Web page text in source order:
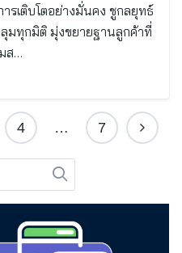
รเติบโตอย่างมั่นคง ชูกลยุทธ์
ลุมทุกมิติ มุ่งขยายฐานลูกค้าที่
ส…
4 … 7